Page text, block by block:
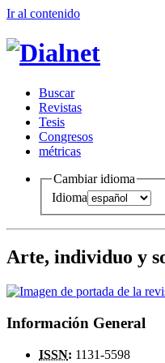
Ir al contenido
Buscar
Revistas
Tesis
Congresos
métricas
Cambiar idioma
Idioma
Arte, individuo y
Información General
ISSN: 1131-5598